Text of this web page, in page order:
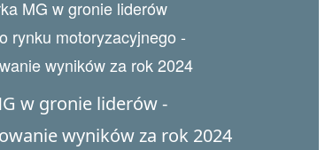
w gronie liderów -
wyników za rok 2024